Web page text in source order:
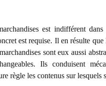
est indifférent
est requise. Il en résulte
sont eux aussi
Ils conduisent
règle les contenus sur